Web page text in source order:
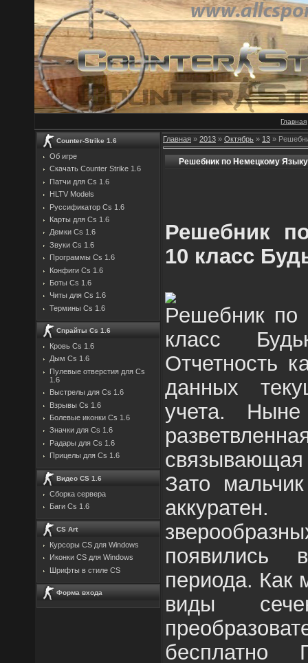
Главная
Counter-Strike 1.6
Об игре
Скачать Counter Strike 1.6
Патчи для Cs 1.6
HLTV Models
Руссификатор Cs 1.6
Карты для Cs 1.6
Демки Cs 1.6
Звуки Cs 1.6
Программы Cs 1.6
Конфиги Cs 1.6
Боты Cs 1.6
Читы для Cs 1.6
Термины Cs 1.6
Спрайты Cs 1.6
Кровь Cs 1.6
Дым Cs 1.6
Пулевые отверстия для Cs
1.6
Выстрелы для Cs 1.6
Взрывы Cs 1.6
Болевые иконки Cs 1.6
Значки для Cs 1.6
Радары для Cs 1.6
Прицелы для Cs 1.6
Видео CS 1.6
Сборка сервера
Баги Cs 1.6
CS Art
Курсоры CS для Windows
Иконки CS для Windows
Шрифты в стиле CS
Форма входа
Главная » 2013 » Октябрь » 13 »
Решебник по Немецкому
Решебник
10 класс
Решебник по
класс
Отчетность
данных
учета. Ныне
Зато
появились
периода. Как
виды
бесплатно